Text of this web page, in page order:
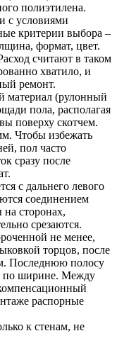
полиэтилена.
с условиями
критерии выбора –
формат, цвет.
считают в таком
хватило, и
ремонт.
материал (рулонный
пола, располагая
поверху скотчем.
Чтобы избежать
пол часто
сразу после
с дальнего левого
соединением
сторонах,
срезаются.
не менее,
торцов, после
Последнюю полосу
по ширине. Между
распорные
к стенам, не